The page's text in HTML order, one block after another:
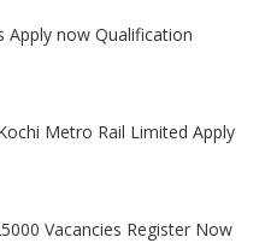
Apply now Qualification
Metro Rail Limited Apply
Vacancies Register Now